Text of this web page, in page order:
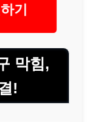
기
막힘,
!